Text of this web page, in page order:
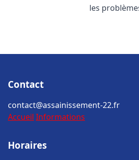
les
Contact
contact@assainissement-22.fr
Accueil Informations
Horaires